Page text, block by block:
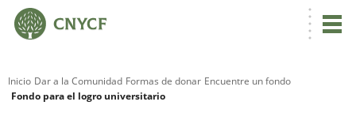
Inicio Dar a la Comunidad Formas de donar Encuentre un fondo
Fondo para el logro universitario